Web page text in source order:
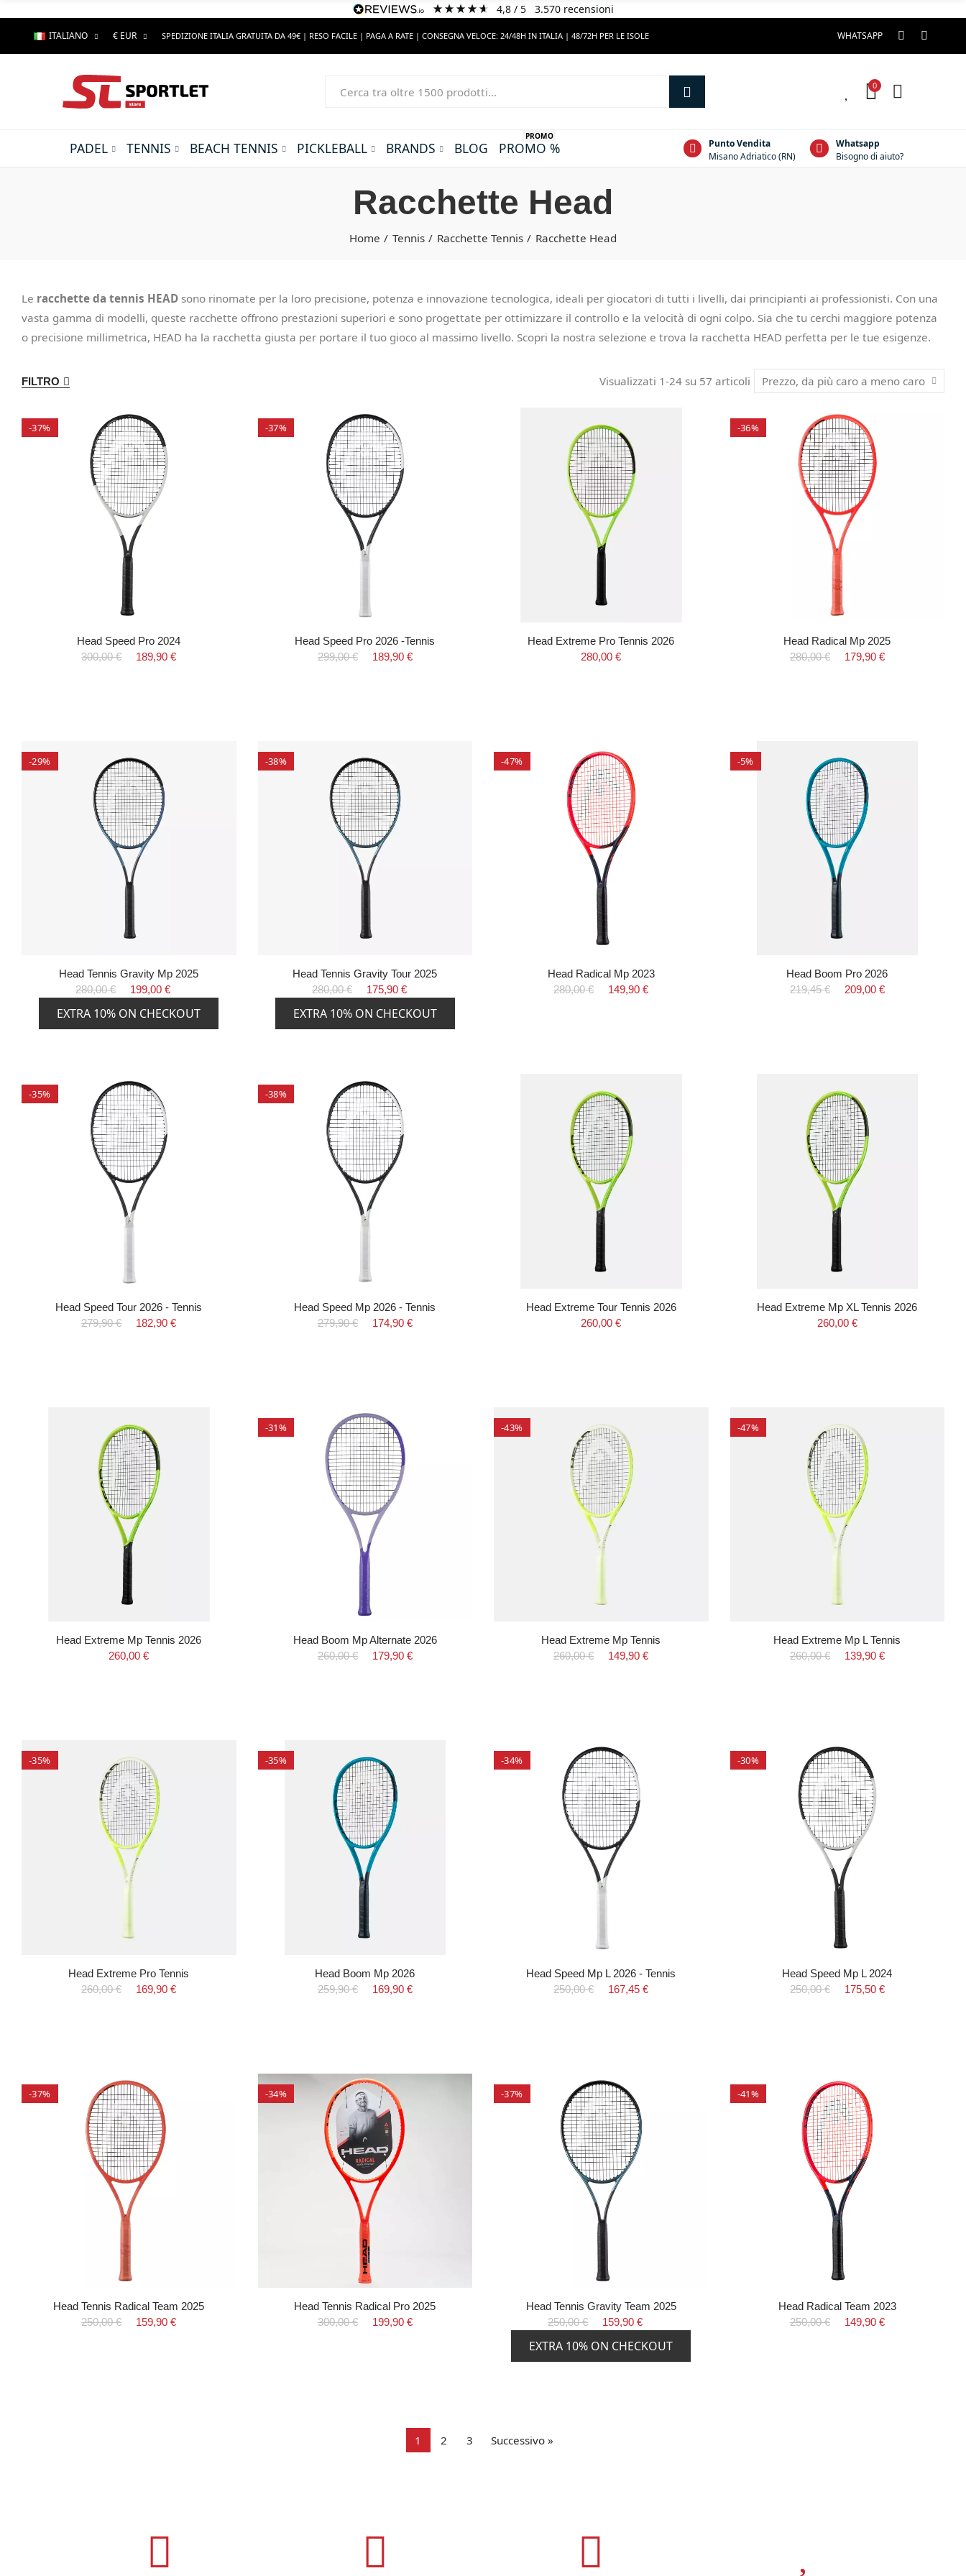
4,8/ 5 3.570 recensioni
ITALIANO € EUR SPEDIZIONE ITALIA GRATUITA DA 49€ | RESO FACILE | PAGA A RATE | CONSEGNA VELOCE: 24/48H IN ITALIA | 48/72H PER LE ISOLE WHATSAPP
0
PADEL TENNIS BEACH TENNIS PICKLEBALL BRANDS BLOG PROMO %
PROMO
Punto Vendita
Misano Adriatico (RN)
Whatsapp
Bisogno di aiuto?
Racchette Head
Home Tennis Racchette Tennis Racchette Head
Le racchette da tennis HEAD sono rinomate per la loro precisione, potenza e innovazione tecnologica, ideali per giocatori di tutti i livelli, dai principianti ai professionisti. Con una
vasta gamma di modelli, queste racchette offrono prestazioni superiori e sono progettate per ottimizzare il controllo e la velocità di ogni colpo. Sia che tu cerchi maggiore potenza
o precisione millimetrica, HEAD ha la racchetta giusta per portare il tuo gioco al massimo livello. Scopri la nostra selezione e trova la racchetta HEAD perfetta per le tue esigenze.
FILTRO Visualizzati 1-24 su 57 articoli Prezzo, da più caro a meno caro
-37%
Head Speed Pro 2024
300,00 €
189,90 €
-37%
Head Speed Pro 2026 -Tennis
299,00 €
189,90 €
Head Extreme Pro Tennis 2026
280,00 €
-36%
Head Radical Mp 2025
280,00 €
179,90 €
-29%
Head Tennis Gravity Mp 2025
280,00 €
199,00 €
EXTRA 10% ON CHECKOUT
-38%
Head Tennis Gravity Tour 2025
280,00 €
175,90 €
EXTRA 10% ON CHECKOUT
-47%
Head Radical Mp 2023
280,00 €
149,90 €
-5%
Head Boom Pro 2026
219,45 €
209,00 €
-35%
Head Speed Tour 2026 - Tennis
279,90 €
182,90 €
-38%
Head Speed Mp 2026 - Tennis
279,90 €
174,90 €
Head Extreme Tour Tennis 2026
260,00 €
Head Extreme Mp XL Tennis 2026
260,00 €
Head Extreme Mp Tennis 2026
260,00 €
-31%
Head Boom Mp Alternate 2026
260,00 €
179,90 €
-43%
Head Extreme Mp Tennis
260,00 €
149,90 €
-47%
Head Extreme Mp L Tennis
260,00 €
139,90 €
-35%
Head Extreme Pro Tennis
260,00 €
169,90 €
-35%
Head Boom Mp 2026
259,90 €
169,90 €
-34%
Head Speed Mp L 2026 - Tennis
250,00 €
167,45 €
-30%
Head Speed Mp L 2024
250,00 €
175,50 €
-37%
Head Tennis Radical Team 2025
250,00 €
159,90 €
-34%
Head Tennis Radical Pro 2025
300,00 €
199,90 €
-37%
Head Tennis Gravity Team 2025
250,00 €
159,90 €
EXTRA 10% ON CHECKOUT
-41%
Head Radical Team 2023
250,00 €
149,90 €
1 2 3 Successivo »